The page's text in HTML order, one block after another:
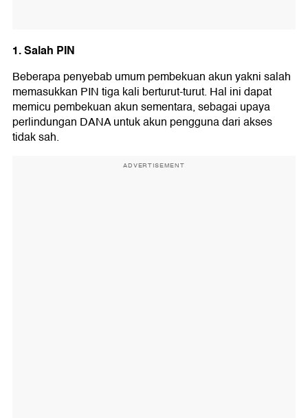
1. Salah PIN
Beberapa penyebab umum pembekuan akun yakni salah
memasukkan PIN tiga kali berturut-turut. Hal ini dapat
memicu pembekuan akun sementara, sebagai upaya
perlindungan DANA untuk akun pengguna dari akses
tidak sah.
ADVERTISEMENT